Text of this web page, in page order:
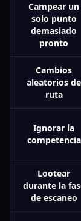
Campear un
solo punto
demasiado
pronto
Cambios
aleatorios de
ruta
Ignorar la
competencia
Lootear
durante la
de escaneo